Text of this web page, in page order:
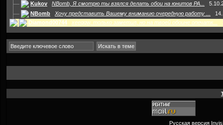
Kukov
NBomb, Я смотрю ты взялся делать обои на юнитов РА...
NBomb
Хочу представить Вашему вниманию очередную работу ...
Diamond00744
xeeqqw, только заметил, но на твоей обоине опечатк...
Русская версия